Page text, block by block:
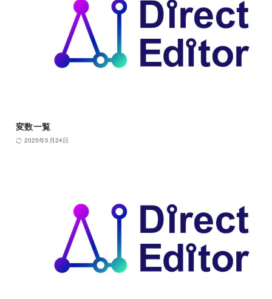
変数一覧
2025年5月24日